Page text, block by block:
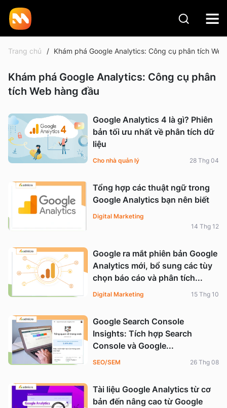
Trang chủ Khám phá Google Analytics: Công cụ phân tích
Khám phá Google Analytics: Công cụ phân
tích Web hàng đầu
Google Analytics 4 là gì? Phiên
bản tối ưu nhất về phân tích dữ
liệu
Cho nhà quản lý 28 Thg 04
Tổng hợp các thuật ngữ trong
Google Analytics bạn nên biết
Digital Marketing
14 Thg 12
Google ra mắt phiên bản Google
Analytics mới, bổ sung các tùy
chọn báo cáo và phân tích...
Digital Marketing 15 Thg 10
Google Search Console
Insights: Tích hợp Search
Console và Google...
SEO/SEM 26 Thg 08
Tài liệu Google Analytics từ cơ
bản đến nâng cao từ Google